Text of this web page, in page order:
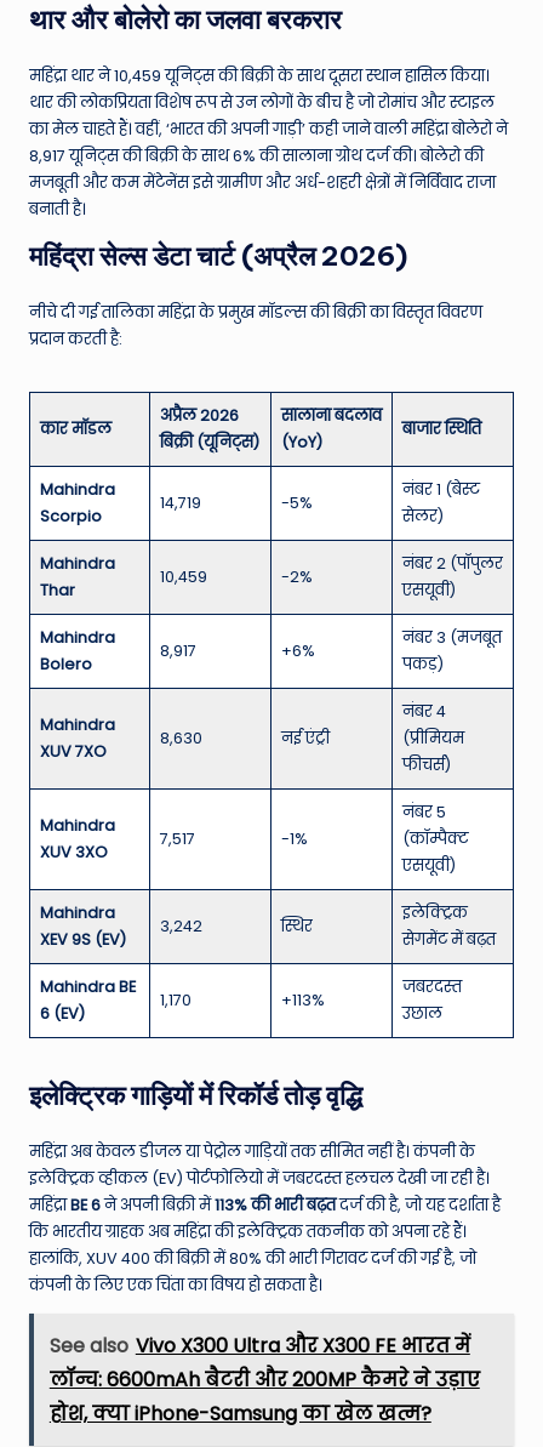
थार और बोलेरो का जलवा बरकरार
महिंद्रा थार ने 10,459 यूनिट्स की बिक्री के साथ दूसरा स्थान हासिल किया।
थार की लोकप्रियता विशेष रूप से उन लोगों के बीच है जो रोमांच और स्टाइल
का मेल चाहते हैं। वहीं, ‘भारत की अपनी गाड़ी’ कही जाने वाली महिंद्रा बोलेरो ने
8,917 यूनिट्स की बिक्री के साथ 6% की सालाना ग्रोथ दर्ज की। बोलेरो की
मजबूती और कम मेंटेनेंस इसे ग्रामीण और अर्ध-शहरी क्षेत्रों में निर्विवाद राजा
बनाती है।
महिंद्रा सेल्स डेटा चार्ट (अप्रैल 2026)
नीचे दी गई तालिका महिंद्रा के प्रमुख मॉडल्स की बिक्री का विस्तृत विवरण
प्रदान करती है:
कार मॉडल
अप्रैल 2026
बिक्री (यूनिट्स)
सालाना बदलाव
(YoY)
बाजार स्थिति
Mahindra
Scorpio
14,719 -5%
नंबर 1 (बेस्ट
सेलर)
Mahindra
Thar
10,459 -2%
नंबर 2 (पॉपुलर
एसयूवी)
Mahindra
Bolero
8,917 +6%
नंबर 3 (मजबूत
पकड़)
Mahindra
XUV 7XO
8,630 नई एंट्री
नंबर 4
(प्रीमियम
फीचर्स)
Mahindra
XUV 3XO
7,517 -1%
नंबर 5
(कॉम्पैक्ट
एसयूवी)
Mahindra
XEV 9S (EV)
3,242 स्थिर
इलेक्ट्रिक
सेगमेंट में बढ़त
Mahindra BE
6 (EV)
1,170 +113%
जबरदस्त
उछाल
इलेक्ट्रिक गाड़ियों में रिकॉर्ड तोड़ वृद्धि
महिंद्रा अब केवल डीजल या पेट्रोल गाड़ियों तक सीमित नहीं है। कंपनी के
इलेक्ट्रिक व्हीकल (EV) पोर्टफोलियो में जबरदस्त हलचल देखी जा रही है।
महिंद्राBE 6ने अपनी बिक्री में113% की भारी बढ़तदर्ज की है, जो यह दर्शाता है
कि भारतीय ग्राहक अब महिंद्रा की इलेक्ट्रिक तकनीक को अपना रहे हैं।
हालांकि, XUV 400 की बिक्री में 80% की भारी गिरावट दर्ज की गई है, जो
कंपनी के लिए एक चिंता का विषय हो सकता है।
See also Vivo X300 Ultra और X300 FE भारत में
लॉन्च: 6600mAh बैटरी और 200MP कैमरे ने उड़ाए
होश, क्या iPhone-Samsung का खेल खत्म?